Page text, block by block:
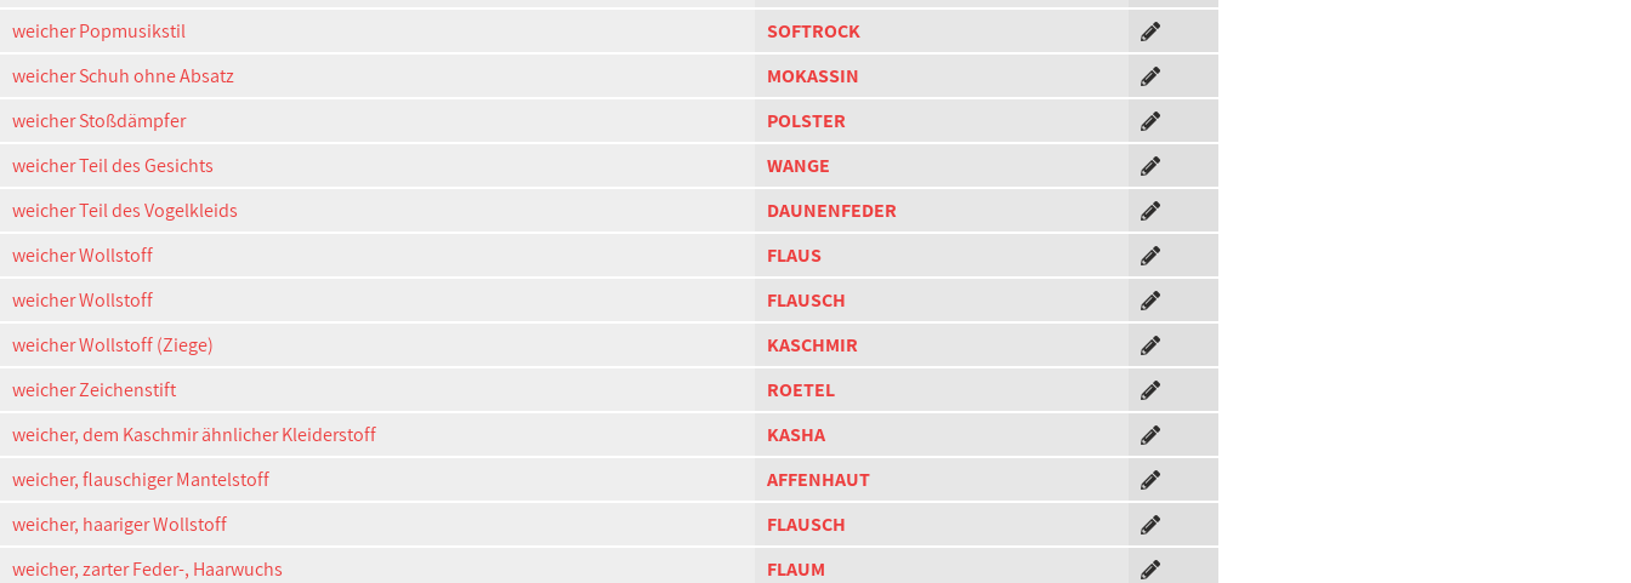
weicher Popmusikstil
SOFTROCK
weicher Schuh ohne Absatz
MOKASSIN
weicher Stoßdämpfer
POLSTER
weicher Teil des Gesichts
WANGE
weicher Teil des Vogelkleids
DAUNENFEDER
weicher Wollstoff
FLAUS
weicher Wollstoff
FLAUSCH
weicher Wollstoff (Ziege)
KASCHMIR
weicher Zeichenstift
ROETEL
weicher, dem Kaschmir ähnlicher Kleiderstoff
KASHA
weicher, flauschiger Mantelstoff
AFFENHAUT
weicher, haariger Wollstoff
FLAUSCH
weicher, zarter Feder-, Haarwuchs
FLAUM